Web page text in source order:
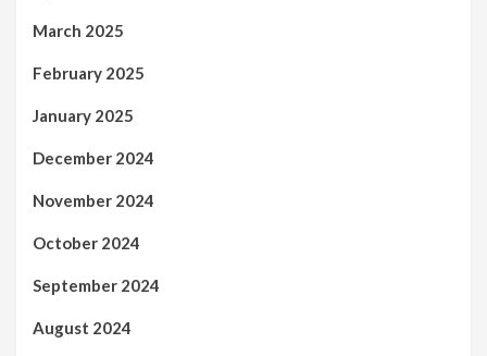
March 2025
February 2025
January 2025
December 2024
November 2024
October 2024
September 2024
August 2024